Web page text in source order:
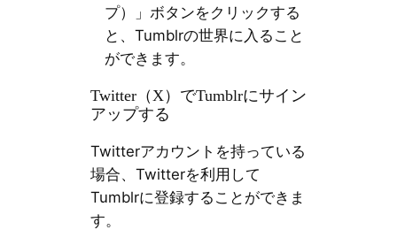
プ）」ボタンをクリックする
と、Tumblrの世界に入ること
ができます。
Twitter（X）でTumblrにサイン
アップする
Twitterアカウントを持っている
場合、Twitterを利用して
Tumblrに登録することができま
す。